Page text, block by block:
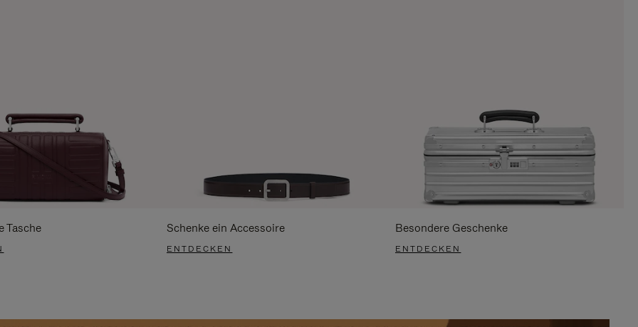
Tasche Schenke ein Accessoire
ENTDECKEN
Besondere Geschenke
ENTDECKEN